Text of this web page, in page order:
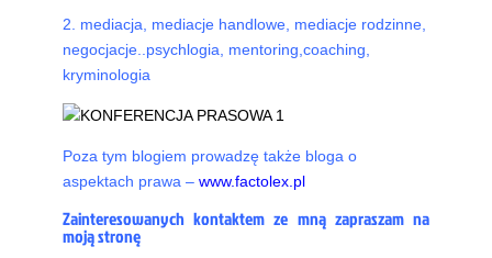
2. mediacja, mediacje handlowe, mediacje rodzinne,
negocjacje. .psychlogia, mentoring,coaching,
kryminologia
Poza tym blogiem prowadzę także bloga o
aspektach prawa – www.factolex.pl
Zainteresowanych kontaktem ze mną zapraszam na
moją stronę